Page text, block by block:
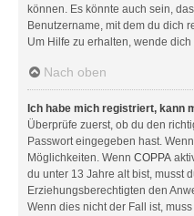
können. Es könnte auch sein,
Benutzername, mit dem du dich
Um Hilfe zu erhalten, wende
Nach oben
Ich habe mich registriert, kann
Überprüfe zuerst, ob du den
Passwort eingegeben hast.
Möglichkeiten. Wenn COPPA
du unter 13 Jahre alt bist, musst
Erziehungsberechtigten den
Wenn dies nicht der Fall ist,